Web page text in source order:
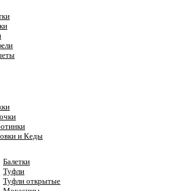
и Кеды
Балетки
Туфли
Туфли открытые